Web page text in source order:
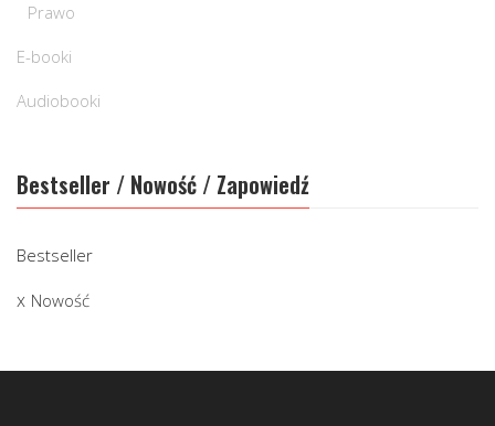
Prawo
E-booki
Audiobooki
Bestseller / Nowość / Zapowiedź
Bestseller
Nowość